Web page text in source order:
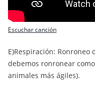
Escuchar canción
E)Respiración: Ronroneo
debemos ronronear
animales más ágiles).